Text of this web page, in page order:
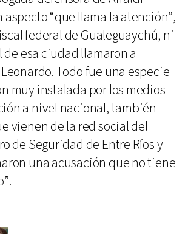
aspecto “que llama la atención”,
federal de Gualeguaychú, ni
de esa ciudad llamaron a
Todo fue una especie
muy instalada por los medios
a nivel nacional, también
vienen de la red social del
de Seguridad de Entre Ríos y
una acusación que no tiene